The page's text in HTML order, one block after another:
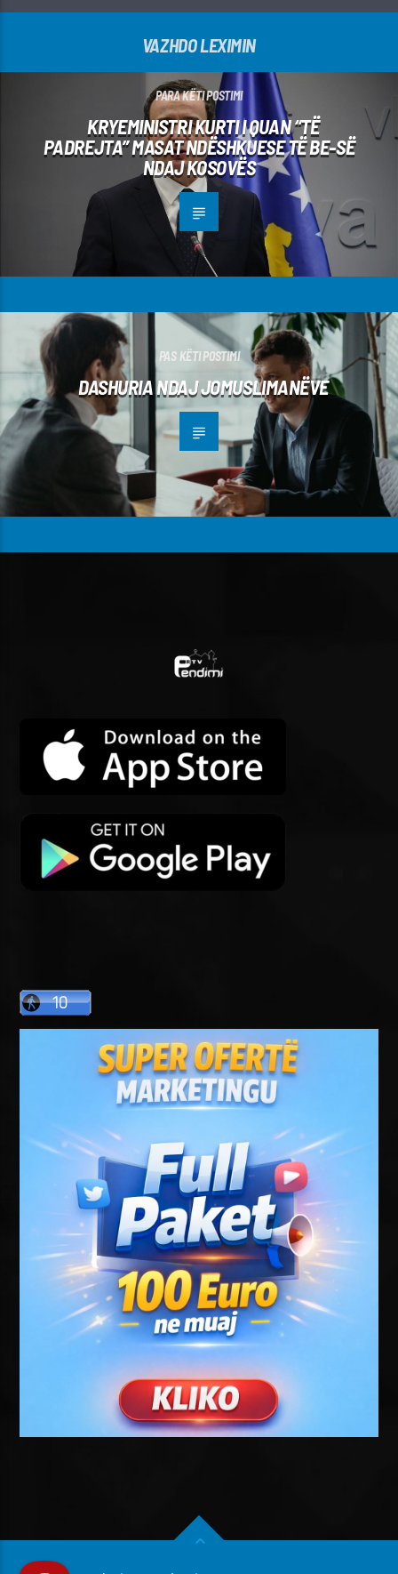
VAZHDO LEXIMIN
PARA KËTI POSTIMI
KRYEMINISTRI KURTI I QUAN “TË
PADREJTA” MASAT NDËSHKUESE TË BE-SË
NDAJ KOSOVËS
PAS KËTI POSTIMI
DASHURIA NDAJ JOMUSLIMANËVE